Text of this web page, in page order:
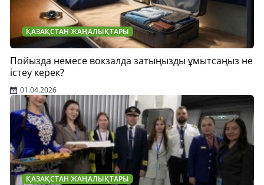
ҚАЗАҚСТАН ЖАҢАЛЫҚТАРЫ
Пойызда немесе вокзалда затыңызды ұмытсаңыз не
істеу керек?
01.04.2026
ҚАЗАҚСТАН ЖАҢАЛЫҚТАРЫ